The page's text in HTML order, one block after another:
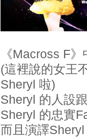
《Macross F
(這裡說的女王
Sheryl 啦)
Sheryl 的人設
Sheryl 的忠實
而且演譯